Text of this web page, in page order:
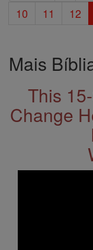
10
11 12
Mais
This
Change